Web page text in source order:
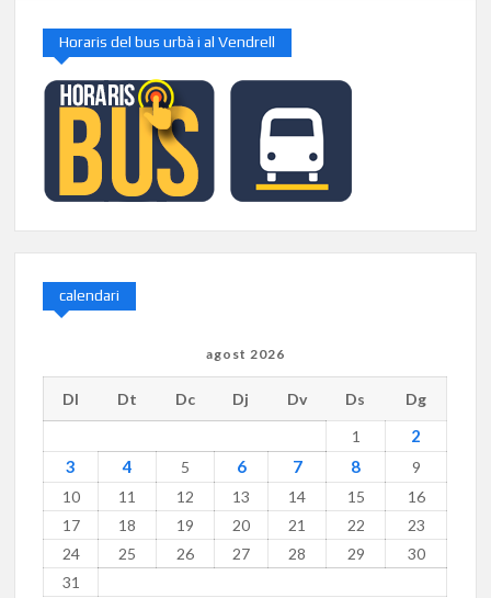
Horaris del bus urbà i al Vendrell
calendari
agost 2026
Dl Dt Dc Dj Dv Ds
Dg
1
2
3
4 5 6 7 8
9
10
11 12 13 14 15
16
17
18 19 20 21 22
23
24
25 26 27 28 29
30
31